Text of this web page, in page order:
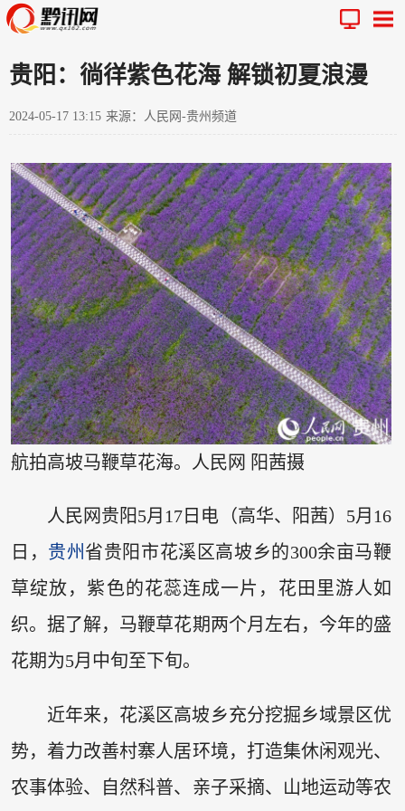
贵阳：徜徉紫色花海 解锁初夏浪漫
2024-05-17 13:15 来源：人民网-贵州频道
航拍高坡马鞭草花海。人民网 阳茜摄
人民网贵阳5月17日电（高华、阳茜）5月16
日， 贵州 省贵阳市花溪区高坡乡的300余亩马鞭
草绽放，紫色的花蕊连成一片，花田里游人如
织。据了解，马鞭草花期两个月左右，今年的盛
花期为5月中旬至下旬。
近年来，花溪区高坡乡充分挖掘乡域景区优
势，着力改善村寨人居环境，打造集休闲观光、
农事体验、自然科普、亲子采摘、山地运动等农